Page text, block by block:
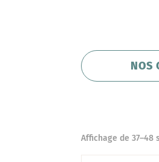
NOS
Affichage de 37–48